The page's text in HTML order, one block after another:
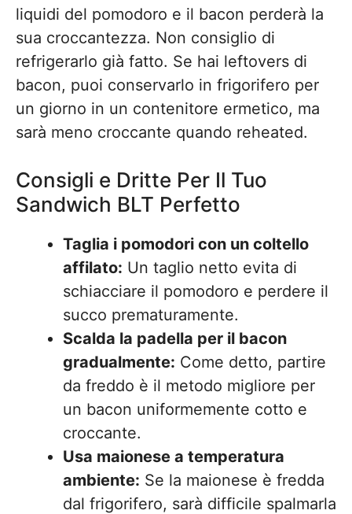
liquidi del pomodoro e il bacon perderà la
sua croccantezza. Non consiglio di
refrigerarlo già fatto. Se hai leftovers di
bacon, puoi conservarlo in frigorifero per
un giorno in un contenitore ermetico, ma
sarà meno croccante quando reheated.
Consigli e Dritte Per Il Tuo
Sandwich BLT Perfetto
Taglia i pomodori con un coltello
affilato: Un taglio netto evita di
schiacciare il pomodoro e perdere il
succo prematuramente.
Scalda la padella per il bacon
gradualmente: Come detto, partire
da freddo è il metodo migliore per
un bacon uniformemente cotto e
croccante.
Usa maionese a temperatura
ambiente: Se la maionese è fredda
dal frigorifero, sarà difficile spalmarla